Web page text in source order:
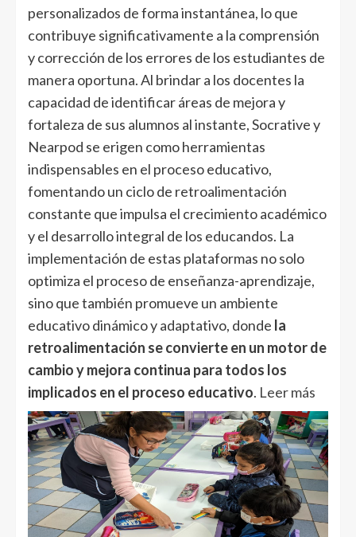
personalizados de forma instantánea, lo que
contribuye significativamente a la comprensión
y corrección de los errores de los estudiantes de
manera oportuna. Al brindar a los docentes la
capacidad de identificar áreas de mejora y
fortaleza de sus alumnos al instante, Socrative y
Nearpod se erigen como herramientas
indispensables en el proceso educativo,
fomentando un ciclo de retroalimentación
constante que impulsa el crecimiento académico
y el desarrollo integral de los educandos. La
implementación de estas plataformas no solo
optimiza el proceso de enseñanza-aprendizaje,
sino que también promueve un ambiente
educativo dinámico y adaptativo, donde la
retroalimentación se convierte en un motor de
cambio y mejora continua para todos los
implicados en el proceso educativo. Leer más